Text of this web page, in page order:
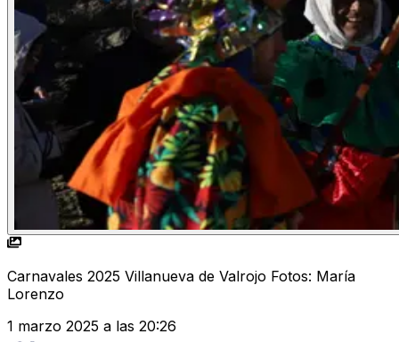
Carnavales 2025 Villanueva de Valrojo Fotos: María
Lorenzo
1 marzo 2025 a las 20:26